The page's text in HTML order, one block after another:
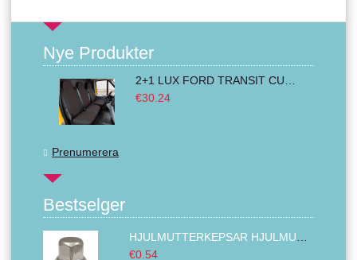
Nye Produkter
€30.24
Prenumerera
Bestselger
€0.54